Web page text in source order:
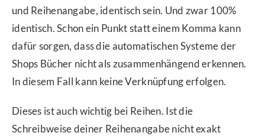
und Reihenangabe, identisch sein. Und zwar 100%
identisch. Schon ein Punkt statt einem Komma kann
dafür sorgen, dass die automatischen Systeme der
Shops Bücher nicht als zusammenhängend erkennen.
In diesem Fall kann keine Verknüpfung erfolgen.
Dieses ist auch wichtig bei Reihen. Ist die
Schreibweise deiner Reihenangabe nicht exakt